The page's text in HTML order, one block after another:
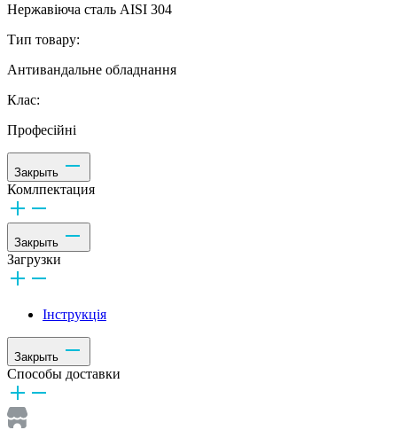
Нержавіюча сталь AISI 304
Тип товару:
Антивандальне обладнання
Клас:
Професійні
Закрыть
Комлпектация
Закрыть
Загрузки
Інструкція
Закрыть
Способы доставки